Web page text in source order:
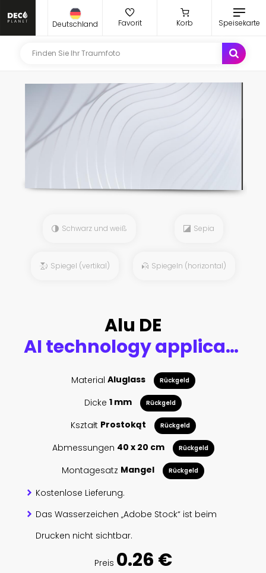
Deutschland Favorit Korb Speisekarte
Schwarz und weiß Sepia
Spiegel (vertikal) Spiegeln (horizontal)
Alu DE
AI technology applications
Material Aluglass Rückgeld
Dicke 1 mm Rückgeld
Kształt Prostokąt Rückgeld
Abmessungen 40 x 20 cm Rückgeld
Montagesatz Mangel Rückgeld
Kostenlose Lieferung.
Das Wasserzeichen „Adobe Stock“ ist beim
Drucken nicht sichtbar.
Preis 0.26 €